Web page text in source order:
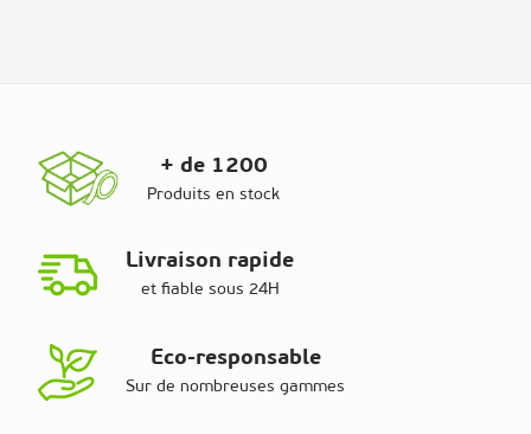
+ de 1200
Produits en stock
Livraison rapide
et fiable sous 24H
Eco-responsable
Sur de nombreuses gammes